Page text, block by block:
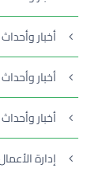
أخبار
أخبار
أخبار
إدارة